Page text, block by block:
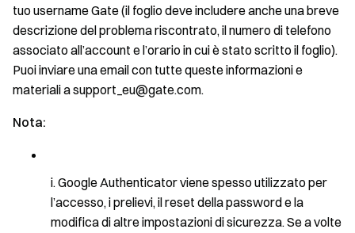
tuo username Gate (il foglio deve includere anche una breve
descrizione del problema riscontrato, il numero di telefono
associato all’account e l’orario in cui è stato scritto il foglio).
Puoi inviare una email con tutte queste informazioni e
materiali a support_eu@gate.com.
Nota:
Google Authenticator viene spesso utilizzato per
l’accesso, i prelievi, il reset della password e la
modifica di altre impostazioni di sicurezza. Se a volte